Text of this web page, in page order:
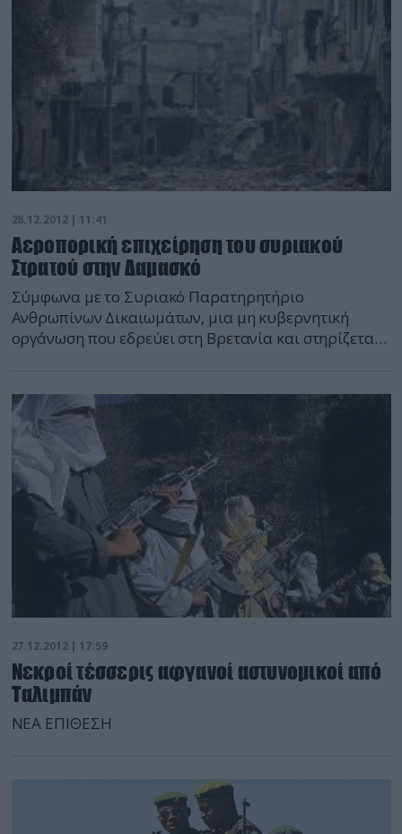
28.12.2012 | 11:41
Αεροπορική επιχείρηση του συριακού
Στρατού στην Δαμασκό
Σύμφωνα με το Συριακό Παρατηρητήριο
Ανθρωπίνων Δικαιωμάτων, μια μη κυβερνητική
οργάνωση που εδρεύει στη Βρετανία και στηρίζεται
Ουάρντ, στην περιοχή Καλαμούν, σκοτώνοντας έναν
πολίτη, τραυματίζοντας δεκάδες άλλους και
καταστρέφοντας πολλά σπίτια”. Ο στρατός
αποχώρησε από αρκετές τοποθεσίες στην περιφέρεια
της […]
27.12.2012 | 17:59
Νεκροί τέσσερις αφγανοί αστυνομικοί από
Ταλιμπάν
ΝΕΑ ΕΠΙΘΕΣΗ